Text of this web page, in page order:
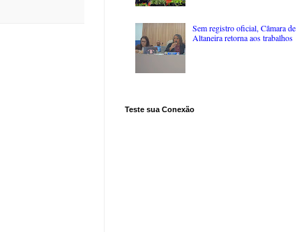
Sem registro oficial, Câmara de
Altaneira retorna aos trabalhos
Teste sua Conexão